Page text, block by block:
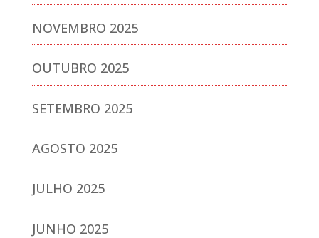
NOVEMBRO 2025
OUTUBRO 2025
SETEMBRO 2025
AGOSTO 2025
JULHO 2025
JUNHO 2025